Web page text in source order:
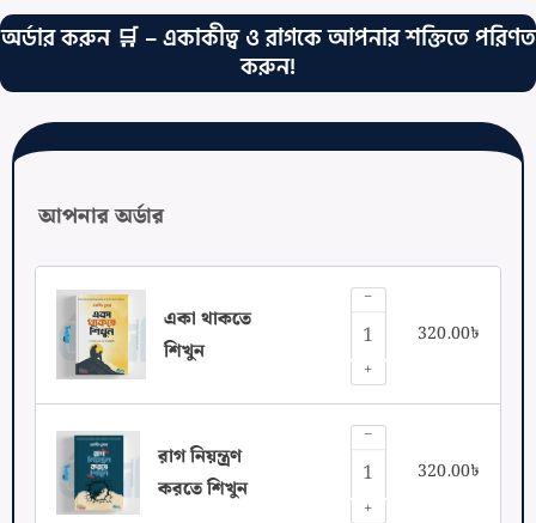
অর্ডার করুন 🛒 – একাকীত্ব ও রাগকে আপনার শক্তিতে পরিণত
করুন!
আপনার অর্ডার
একা থাকতে
শিখুন
−
+
320.00৳
রাগ নিয়ন্ত্রণ
করতে শিখুন
−
+
320.00৳